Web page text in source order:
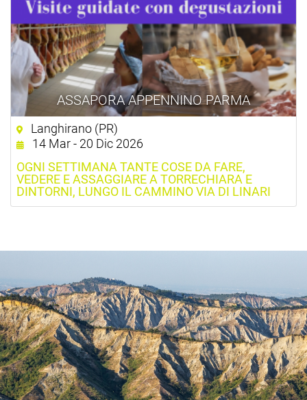
ASSAPORA APPENNINO PARMA
Langhirano (PR)
14 Mar - 20 Dic 2026
OGNI SETTIMANA TANTE COSE DA FARE,
VEDERE E ASSAGGIARE A TORRECHIARA E
DINTORNI, LUNGO IL CAMMINO VIA DI LINARI